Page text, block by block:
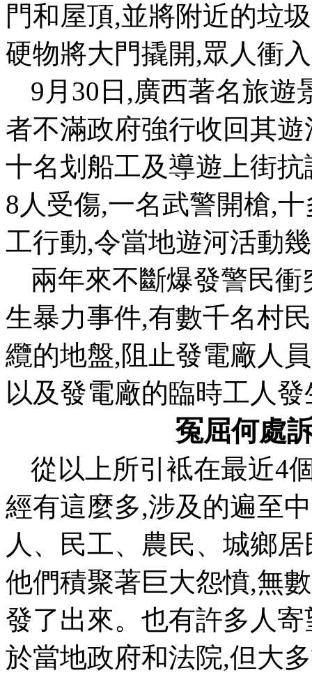
門和屋頂,並將附近的垃
硬物將大門撬開,眾人衝
9 月 30 日 ,廣西著名旅遊
者不滿政府強行收回其遊
十名划船工及導遊上街抗
8 人受傷,一名武警開槍,十
工行動,令當地遊河活動
兩年來不斷爆發警民
生暴力事件,有數千名村
纜的地盤,阻止發電廠人
以及發電廠的臨時工人
冤屈何處
從以上所引袛在最近4
經有這麼多,涉及的遍至
人、民工、農民、城鄉
他們積聚著巨大怨憤,無
發了出來。也有許多人
於當地政府和法院,但大